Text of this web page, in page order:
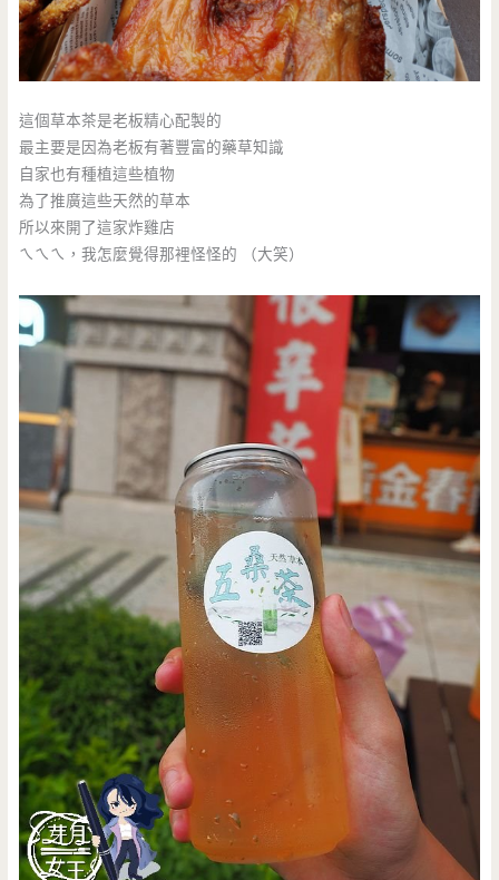
這個草本茶是老板精心配製的
最主要是因為老板有著豐富的藥草知識
自家也有種植這些植物
為了推廣這些天然的草本
所以來開了這家炸雞店
ㄟㄟㄟ，我怎麼覺得那裡怪怪的 （大笑）